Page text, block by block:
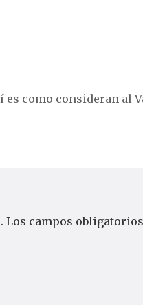
es como consideran al
Los campos